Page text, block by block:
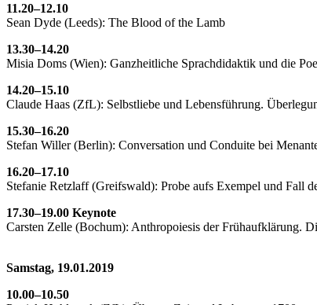
11.20–12.10
Sean Dyde (Leeds): The Blood of the Lamb
13.30–14.20
Misia Doms (Wien): Ganzheitliche Sprachdidaktik und die
14.20–15.10
Claude Haas (ZfL): Selbstliebe und Lebensführung.
15.30–16.20
Stefan Willer (Berlin): Conversation und Conduite bei
16.20–17.10
Stefanie Retzlaff (Greifswald): Probe aufs Exempel und Fall
17.30–19.00 Keynote
Carsten Zelle (Bochum): Anthropoiesis der Frühaufklärung.
Samstag, 19.01.2019
10.00–10.50